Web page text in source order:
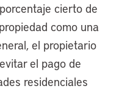
cierto de
como una
el propietario
el pago de
residenciales